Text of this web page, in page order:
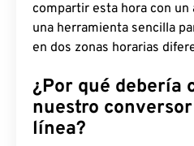
compartir esta hora con un
una herramienta sencilla
en dos zonas horarias
¿Por qué debería
nuestro
línea?